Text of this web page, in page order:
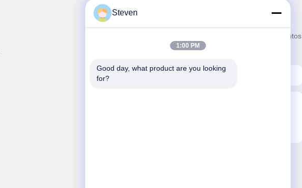
A nossa newsletter
Inscreva-se no nosso boletim informativo para obter descontos
Steven
1:00 PM
Good day, what product are you looking
for?